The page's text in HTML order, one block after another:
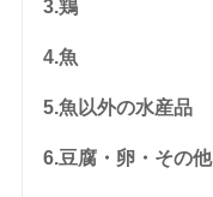
3.鶏
4.魚
5.魚以外の水産品
6.豆腐・卵・その他